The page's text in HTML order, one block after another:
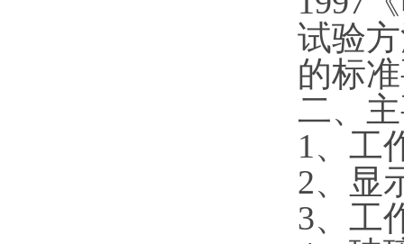
试验
的标
二、
1、工
2、显
3、工